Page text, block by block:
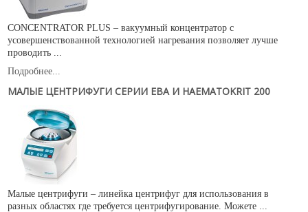
CONCENTRATOR PLUS – вакуумный концентратор с
усовершенствованной технологией нагревания позволяет лучше
проводить ...
Подробнее...
МАЛЫЕ ЦЕНТРИФУГИ СЕРИИ ЕВА И HAEMATOKRIТ 200
Малые центрифуги – линейка центрифуг для использования в
разных областях где требуется центрифугирование. Можете ...